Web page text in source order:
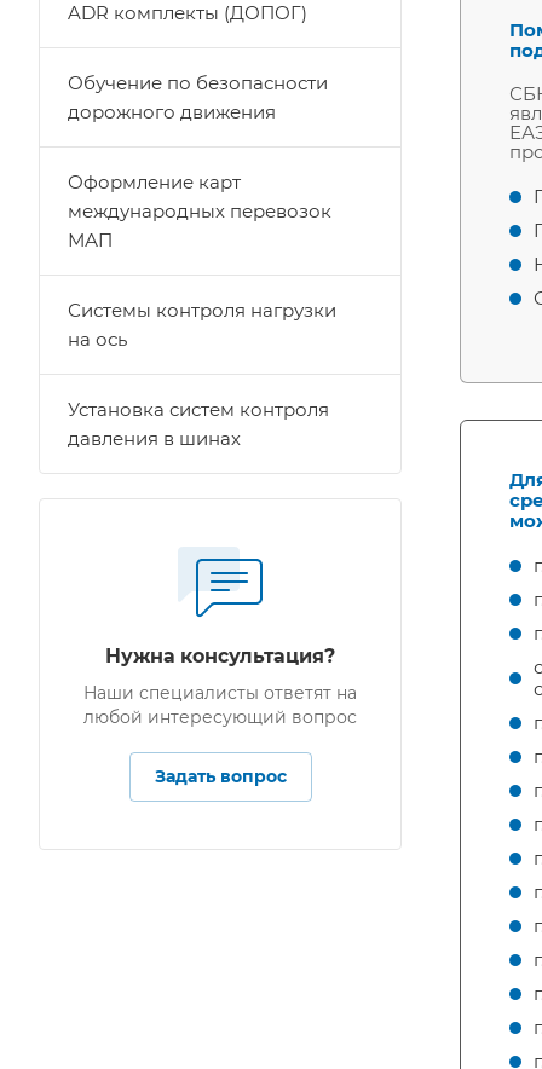
ADR комплекты (ДОПОГ)
Обучение по безопасности
дорожного движения
Оформление карт
международных перевозок
МАП
Системы контроля нагрузки
на ось
Установка систем контроля
давления в шинах
Нужна консультация?
Наши специалисты ответят на
любой интересующий вопрос
Задать вопрос